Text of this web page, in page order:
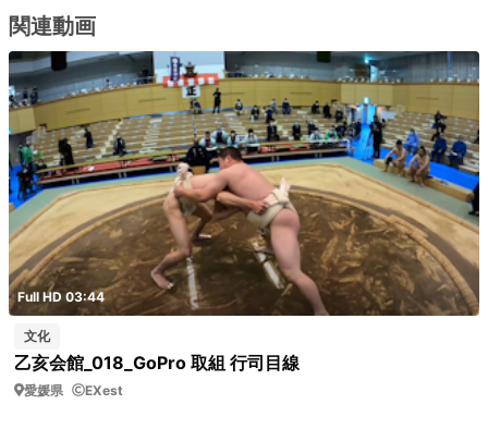
関連動画
Full HD 03:44
文化
乙亥会館_018_GoPro 取組 行司目線
愛媛県 EXest